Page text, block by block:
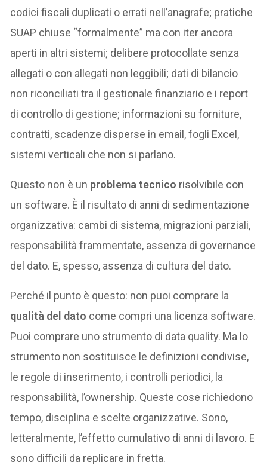
codici fiscali duplicati o errati nell’anagrafe; pratiche
SUAP chiuse “formalmente” ma con iter ancora
aperti in altri sistemi; delibere protocollate senza
allegati o con allegati non leggibili; dati di bilancio
non riconciliati tra il gestionale finanziario e i report
di controllo di gestione; informazioni su forniture,
contratti, scadenze disperse in email, fogli Excel,
sistemi verticali che non si parlano.
Questo non è un problema tecnico risolvibile con
un software. È il risultato di anni di sedimentazione
organizzativa: cambi di sistema, migrazioni parziali,
responsabilità frammentate, assenza di governance
del dato. E, spesso, assenza di cultura del dato.
Perché il punto è questo: non puoi comprare la
qualità del dato come compri una licenza software.
Puoi comprare uno strumento di data quality. Ma lo
strumento non sostituisce le definizioni condivise,
le regole di inserimento, i controlli periodici, la
responsabilità, l’ownership. Queste cose richiedono
tempo, disciplina e scelte organizzative. Sono,
letteralmente, l’effetto cumulativo di anni di lavoro. E
sono difficili da replicare in fretta.